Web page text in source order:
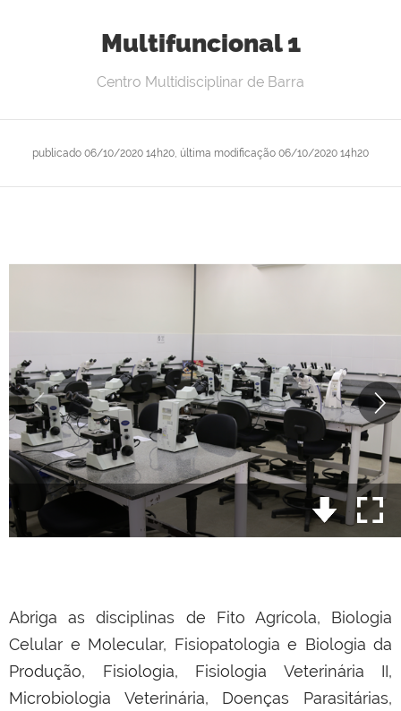
Multifuncional 1
publicado 06/10/2020 14h20, última modificação 06/10/2020 14h20
Centro Multidisciplinar de Barra
Abriga as disciplinas de Fito Agrícola, Biologia
Celular e Molecular, Fisiopatologia e Biologia da
Produção, Fisiologia, Fisiologia Veterinária II,
Microbiologia Veterinária, Doenças Parasitárias,